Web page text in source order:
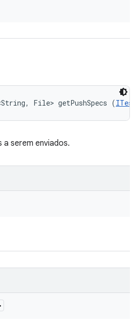
File> getPushSpecs (
a serem enviados.